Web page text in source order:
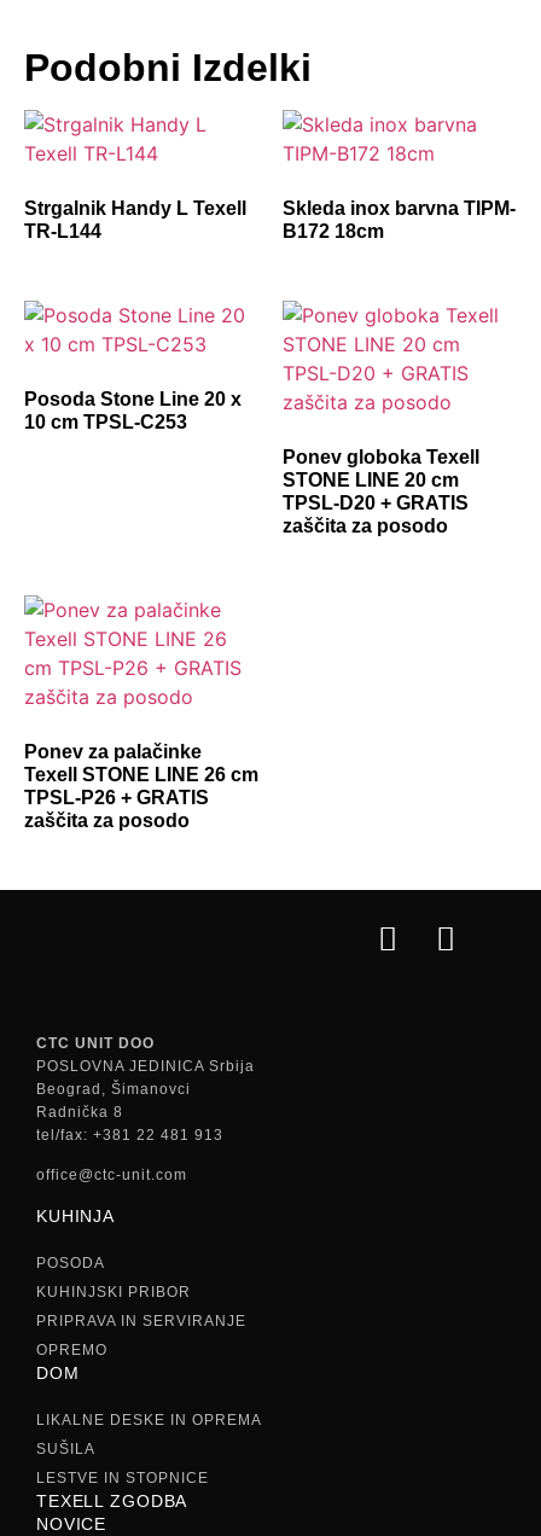
Podobni Izdelki
Strgalnik Handy L Texell
TR-L144
Skleda inox barvna TIPM-
B172 18cm
Posoda Stone Line 20 x
10 cm TPSL-C253
Ponev globoka Texell
STONE LINE 20 cm
TPSL-D20 + GRATIS
zaščita za posodo
Ponev za palačinke
Texell STONE LINE 26 cm
TPSL-P26 + GRATIS
zaščita za posodo
CTC UNIT DOO
POSLOVNA JEDINICA Srbija
Beograd, Šimanovci
Radnička 8
tel/fax: +381 22 481 913
office@ctc-unit.com
KUHINJA
POSODA
KUHINJSKI PRIBOR
PRIPRAVA IN SERVIRANJE
OPREMO
DOM
LIKALNE DESKE IN OPREMA
SUŠILA
LESTVE IN STOPNICE
TEXELL ZGODBA
NOVICE